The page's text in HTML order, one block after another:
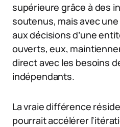
supérieure grâce à des
soutenus, mais avec
aux décisions d’une
ouverts, eux,
direct avec les besoins
indépendants.
La vraie différence réside
pourrait accélérer